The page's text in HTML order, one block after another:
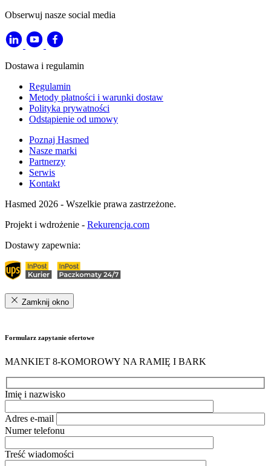
Obserwuj nasze social media
Dostawa i regulamin
Regulamin
Metody płatności i warunki dostaw
Polityka prywatności
Odstąpienie od umowy
Poznaj Hasmed
Nasze marki
Partnerzy
Serwis
Kontakt
Hasmed 2026 - Wszelkie prawa zastrzeżone.
Projekt i wdrożenie - Rekurencja.com
Dostawy zapewnia:
Zamknij okno
Formularz zapytanie ofertowe
MANKIET 8-KOMOROWY NA RAMIĘ I BARK
Imię i nazwisko
Adres e-mail
Numer telefonu
Treść wiadomości